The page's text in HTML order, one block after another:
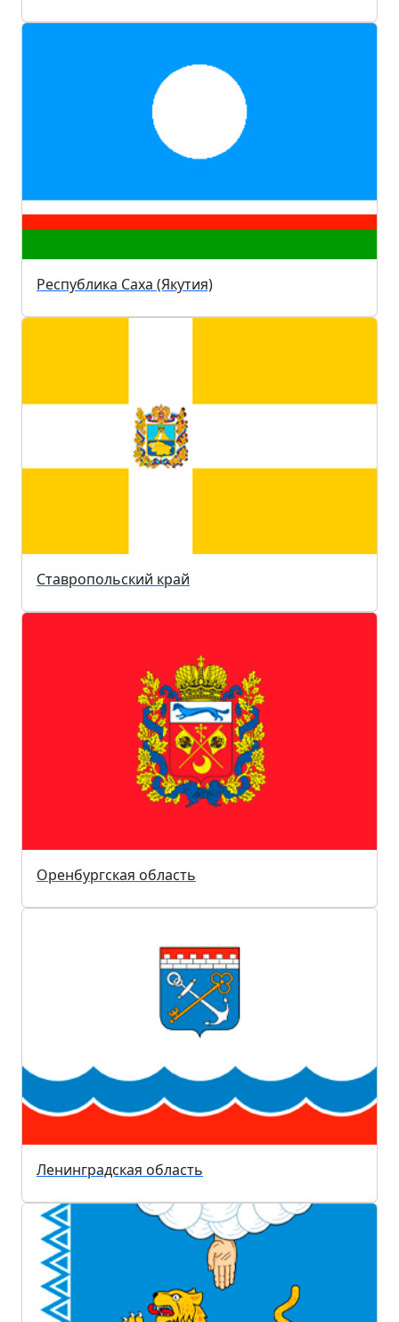
Республика Саха (Якутия)
Ставропольский край
Оренбургская область
Ленинградская область